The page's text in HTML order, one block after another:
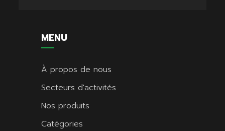
MENU
À propos de nous
Secteurs d'activités
Nos produits
Catégories